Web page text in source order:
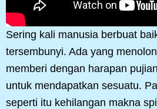
Sering kali manusia berbuat
tersembunyi. Ada yang
memberi dengan harapan
untuk mendapatkan sesuatu.
seperti itu kehilangan makna